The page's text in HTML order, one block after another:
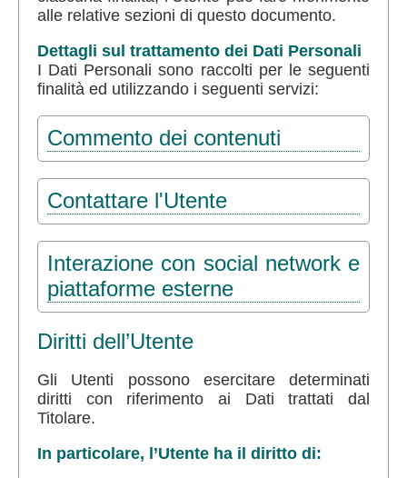
alle relative sezioni di questo documento.
Dettagli sul trattamento dei Dati Personali
I Dati Personali sono raccolti per le seguenti
finalità ed utilizzando i seguenti servizi:
Commento dei contenuti
Contattare l'Utente
Interazione con social network e
piattaforme esterne
Diritti dell’Utente
Gli Utenti possono esercitare determinati
diritti con riferimento ai Dati trattati dal
Titolare.
In particolare, l’Utente ha il diritto di: